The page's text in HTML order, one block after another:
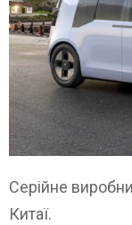
Серійне
Китаї.